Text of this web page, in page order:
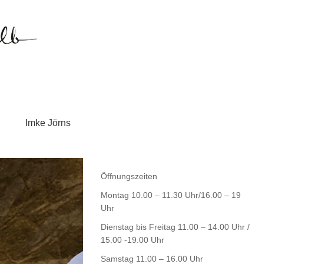
Imke Jörns
Öffnungszeiten
Montag 10.00 – 11.30 Uhr/16.00 – 19
Uhr
Dienstag bis Freitag 11.00 – 14.00 Uhr /
15.00 -19.00 Uhr
Samstag 11.00 – 16.00 Uhr